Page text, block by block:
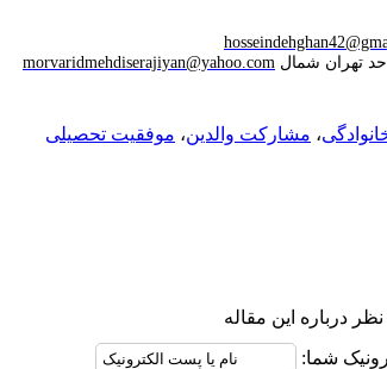
morvaridmehdiserajiyan@yahoo.com
، مشارکت والدین، موفقیت تحصیلی
درباره این مقاله
شما: